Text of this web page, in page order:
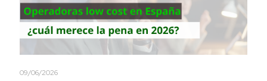
09/06/2026